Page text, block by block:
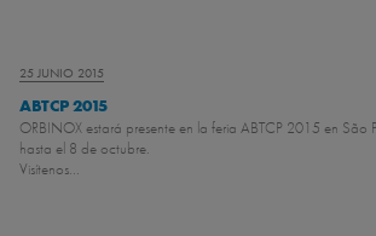
25 JUNIO 2015
ABTCP 2015
ORBINOX estará presente en la feria ABTCP 2015 en São
hasta el 8 de octubre.
Visítenos...